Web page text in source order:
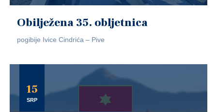
Obilježena 35. obljetnica
pogibije Ivice Cindrića – Pive
15
SRP